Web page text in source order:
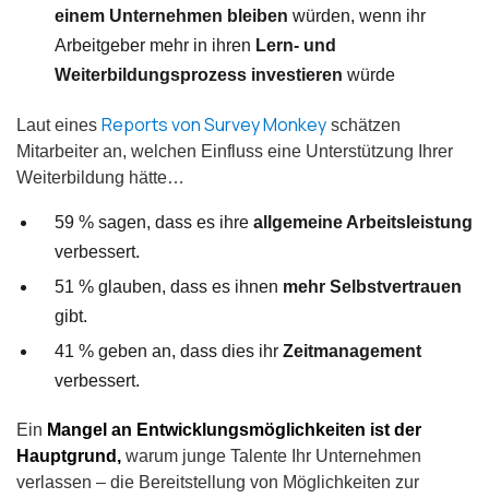
einem Unternehmen bleiben würden, wenn ihr
Arbeitgeber mehr in ihren Lern- und
Weiterbildungsprozess investieren würde
Laut eines Reports von Survey Monkey schätzen
Mitarbeiter an, welchen Einfluss eine Unterstützung Ihrer
Weiterbildung hätte…
59 % sagen, dass es ihre allgemeine Arbeitsleistung
verbessert.
51 % glauben, dass es ihnen mehr Selbstvertrauen
gibt.
41 % geben an, dass dies ihr Zeitmanagement
verbessert.
Ein Mangel an Entwicklungsmöglichkeiten ist der
Hauptgrund, warum junge Talente Ihr Unternehmen
verlassen – die Bereitstellung von Möglichkeiten zur